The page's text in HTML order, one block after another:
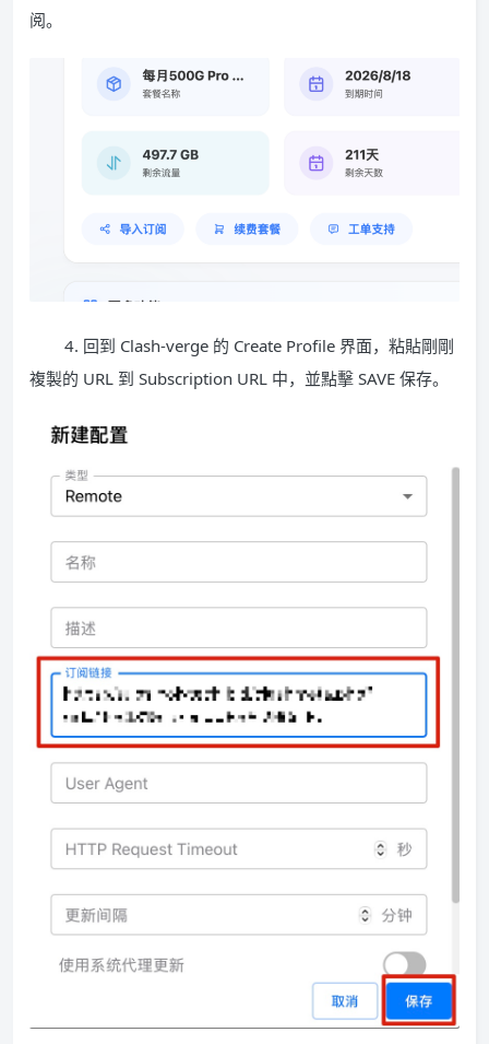
阅。
4. 回到 Clash-verge 的 Create Profile 界面，粘貼剛剛
複製的 URL 到 Subscription URL 中，並點擊 SAVE 保存。